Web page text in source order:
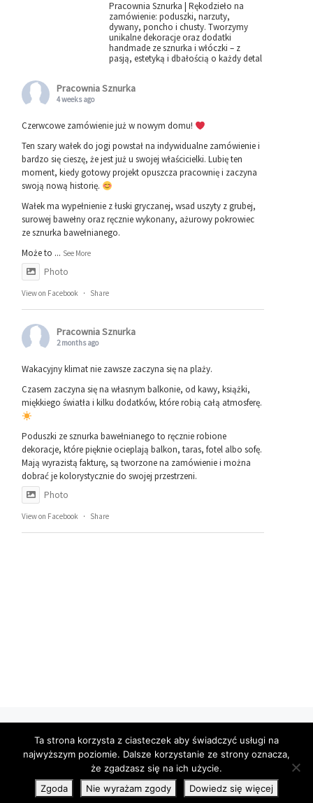
Pracownia Sznurka | Rękodzieło na
zamówienie: poduszki, narzuty,
dywany, poncho i chusty. Tworzymy
unikalne dekoracje oraz dodatki
handmade ze sznurka i włóczki – z
pasją, estetyką i dbałością o każdy detal
Pracownia Sznurka
4 weeks ago
Czerwcowe zamówienie już w nowym domu!
Ten szary wałek do jogi powstał na indywidualne zamówienie i
bardzo się cieszę, że jest już u swojej właścicielki. Lubię ten
moment, kiedy gotowy projekt opuszcza pracownię i zaczyna
swoją nową historię.
Wałek ma wypełnienie z łuski gryczanej, wsad uszyty z grubej,
surowej bawełny oraz ręcznie wykonany, ażurowy pokrowiec
ze sznurka bawełnianego.
Może to ... See More
Photo
View on Facebook · Share
Pracownia Sznurka
2 months ago
Wakacyjny klimat nie zawsze zaczyna się na plaży.
Czasem zaczyna się na własnym balkonie, od kawy, książki,
miękkiego światła i kilku dodatków, które robią całą atmosferę.
Poduszki ze sznurka bawełnianego to ręcznie robione
dekoracje, które pięknie ocieplają balkon, taras, fotel albo sofę.
Mają wyrazistą fakturę, są tworzone na zamówienie i można
dobrać je kolorystycznie do swojej przestrzeni.
Photo
View on Facebook · Share
Oparte na WP – Zaprojektowano z Motyw Customizr
Ta strona korzysta z ciasteczek aby świadczyć usługi na
najwyższym poziomie. Dalsze korzystanie ze strony oznacza,
że zgadzasz się na ich użycie.
Zgoda
Nie wyrażam zgody Dowiedz się więcej